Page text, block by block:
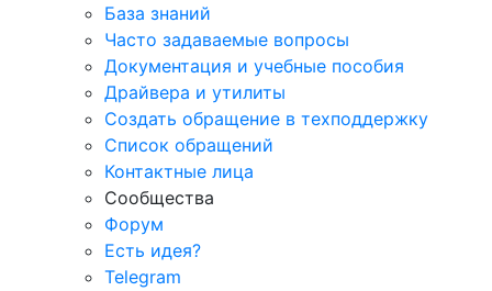
База знаний
Часто задаваемые вопросы
Документация и учебные пособия
Драйвера и утилиты
Создать обращение в техподдержку
Список обращений
Контактные лица
Сообщества
Форум
Есть идея?
Telegram